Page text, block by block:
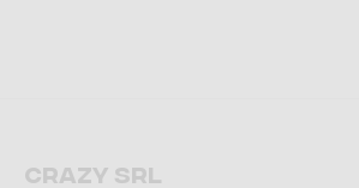
Crazy srl